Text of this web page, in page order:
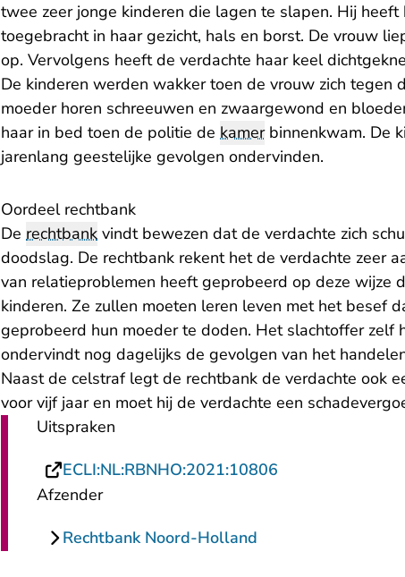
twee zeer jonge kinderen die lagen te slapen. Hij
toegebracht in haar gezicht, hals en borst. De vrouw
op. Vervolgens heeft de verdachte haar keel
De kinderen werden wakker toen de vrouw zich tegen
moeder horen schreeuwen en zwaargewond en
haar in bed toen de politie de kamerbinnenkwam. De
jarenlang geestelijke gevolgen ondervinden.
Oordeel rechtbank
De rechtbank vindt bewezen dat de verdachte zich
doodslag. De rechtbank rekent het de verdachte zeer
van relatieproblemen heeft geprobeerd op deze wijze
kinderen. Ze zullen moeten leren leven met het besef
geprobeerd hun moeder te doden. Het slachtoffer zelf
ondervindt nog dagelijks de gevolgen van het
Naast de celstraf legt de rechtbank de verdachte ook
voor vijf jaar en moet hij de verdachte een
Uitspraken
ECLI:NL:RBNHO:2021:10806
Afzender
Rechtbank Noord-Holland